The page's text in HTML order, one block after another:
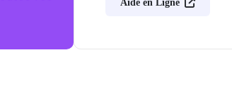
Aide en Ligne